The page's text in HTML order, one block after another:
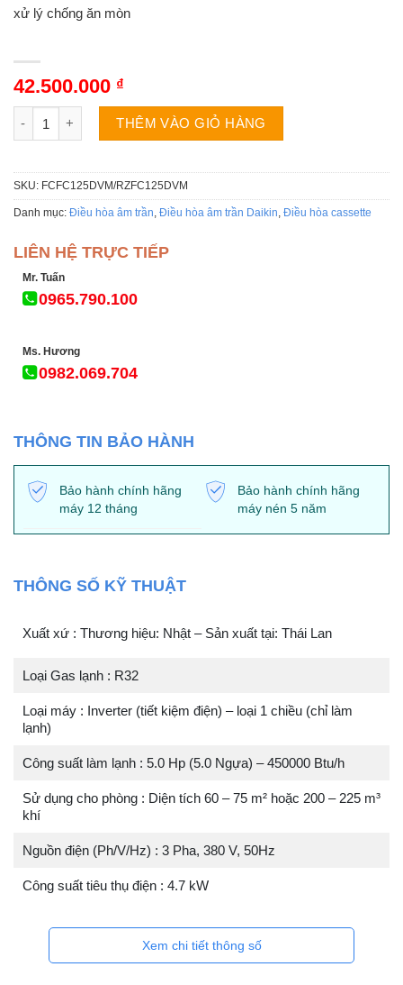
xử lý chống ăn mòn
42.500.000 ₫
Điều hòa âm trần Daikin FCFC125DVM/RZFC125DVM
THÊM VÀO GIỎ HÀNG
SKU: FCFC125DVM/RZFC125DVM
Danh mục: Điều hòa âm trần Điều hòa âm trần Daikin Điều hòa cassette
LIÊN HỆ TRỰC TIẾP
Mr. Tuấn
0965.790.100
Ms. Hương
0982.069.704
THÔNG TIN BẢO HÀNH
Bảo hành chính hãng
máy 12 tháng
Bảo hành chính hãng
máy nén 5 năm
THÔNG SỐ KỸ THUẬT
Xuất xứ : Thương hiệu: Nhật – Sản xuất tại: Thái Lan
Loại Gas lạnh : R32
Loại máy : Inverter (tiết kiệm điện) – loại 1 chiều (chỉ làm
lạnh)
Công suất làm lạnh : 5.0 Hp (5.0 Ngựa) – 450000 Btu/h
Sử dụng cho phòng : Diện tích 60 – 75 m² hoặc 200 – 225 m³
khí
Nguồn điện (Ph/V/Hz) : 3 Pha, 380 V, 50Hz
Công suất tiêu thụ điện : 4.7 kW
Xem chi tiết thông số